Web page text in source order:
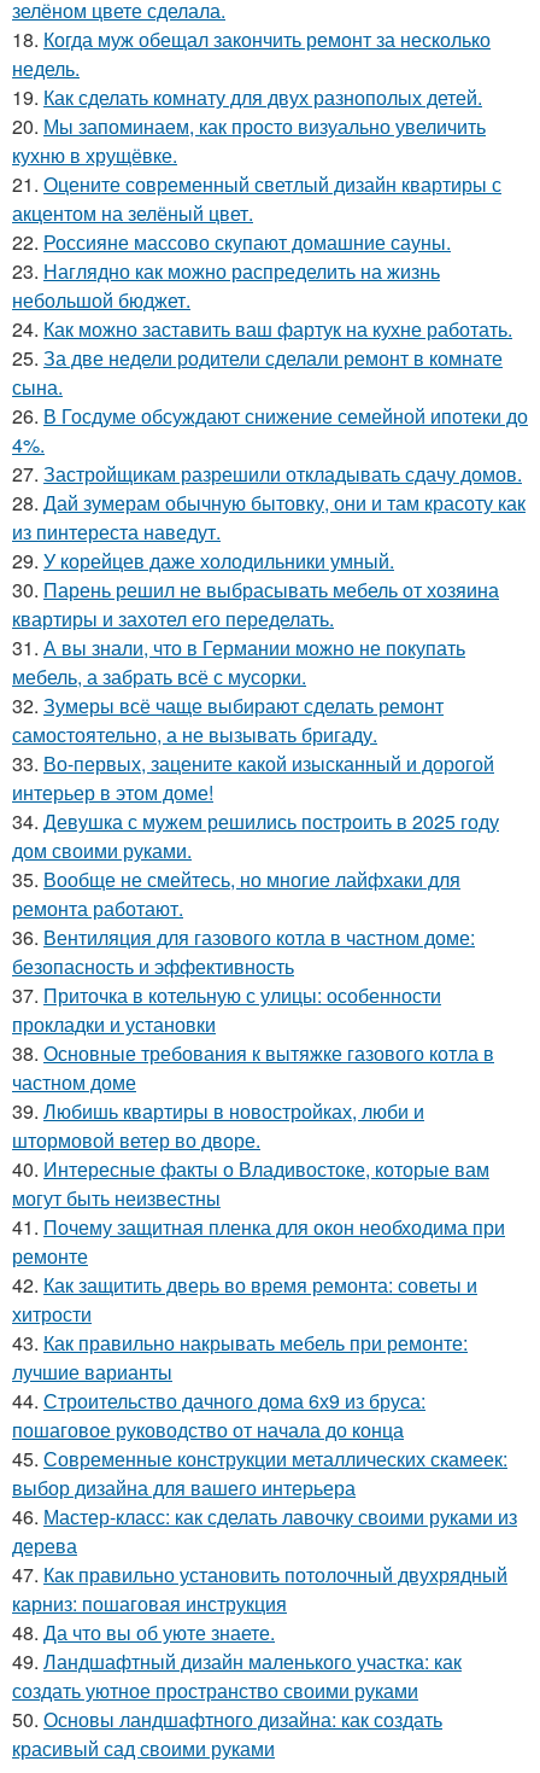
зелёном цвете сделала.
18. Когда муж обещал закончить ремонт за несколько
недель.
19. Как сделать комнату для двух разнополых детей.
20. Мы запоминаем, как просто визуально увеличить
кухню в хрущёвке.
21. Оцените современный светлый дизайн квартиры с
акцентом на зелёный цвет.
22. Россияне массово скупают домашние сауны.
23. Наглядно как можно распределить на жизнь
небольшой бюджет.
24. Как можно заставить ваш фартук на кухне работать.
25. За две недели родители сделали ремонт в комнате
сына.
26. В Госдуме обсуждают снижение семейной ипотеки до
4%.
27. Застройщикам разрешили откладывать сдачу домов.
28. Дай зумерам обычную бытовку, они и там красоту как
из пинтереста наведут.
29. У корейцев даже холодильники умный.
30. Парень решил не выбрасывать мебель от хозяина
квартиры и захотел его переделать.
31. А вы знали, что в Германии можно не покупать
мебель, а забрать всё с мусорки.
32. Зумеры всё чаще выбирают сделать ремонт
самостоятельно, а не вызывать бригаду.
33. Во-первых, зацените какой изысканный и дорогой
интерьер в этом доме!
34. Девушка с мужем решились построить в 2025 году
дом своими руками.
35. Вообще не смейтесь, но многие лайфхаки для
ремонта работают.
36. Вентиляция для газового котла в частном доме:
безопасность и эффективность
37. Приточка в котельную с улицы: особенности
прокладки и установки
38. Основные требования к вытяжке газового котла в
частном доме
39. Любишь квартиры в новостройках, люби и
штормовой ветер во дворе.
40. Интересные факты о Владивостоке, которые вам
могут быть неизвестны
41. Почему защитная пленка для окон необходима при
ремонте
42. Как защитить дверь во время ремонта: советы и
хитрости
43. Как правильно накрывать мебель при ремонте:
лучшие варианты
44. Строительство дачного дома 6х9 из бруса:
пошаговое руководство от начала до конца
45. Современные конструкции металлических скамеек:
выбор дизайна для вашего интерьера
46. Мастер-класс: как сделать лавочку своими руками из
дерева
47. Как правильно установить потолочный двухрядный
карниз: пошаговая инструкция
48. Да что вы об уюте знаете.
49. Ландшафтный дизайн маленького участка: как
создать уютное пространство своими руками
50. Основы ландшафтного дизайна: как создать
красивый сад своими руками